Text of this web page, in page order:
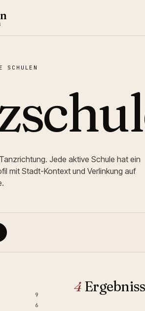
SCHULEN
Jede aktive Schule hat ein
mit Stadt-Kontext und Verlinkung auf
9
6
4